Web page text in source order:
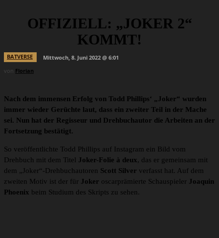
OFFIZIELL: „JOKER 2“
KOMMT!
BATVERSE
Mittwoch, 8. Juni 2022 @ 6:01
von Florian
Nach dem immensen Erfolg von Todd Phillips‘ „Joker“ wurden
immer wieder Gerüchte laut, dass ein zweiter Teil in der Mache
sei. Nun hat der Regisseur und Drehbuchautor die Arbeiten an der
Fortsetzung bestätigt.
So veröffentlichte Todd Phillips auf Instagram ein Bild vom
Drehbuch mit dem Titel Joker-Folie à deux, das er gemeinsam mit
dem „Joker“-Drehbuchautoren Scott Silver verfasst hat. Auf dem
zweiten Motiv ist der für Joker oscarprämierte Schauspieler Joaquin
Phoenix beim Studium des Skripts zu sehen.